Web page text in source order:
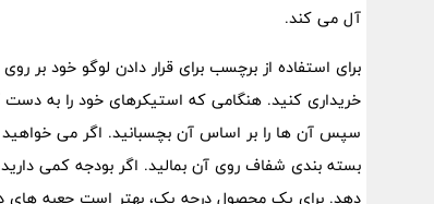
آل می کند.
برای استفاده از برچسب برای قرار دادن لوگو خود بر
خریداری کنید. هنگامی که استیکرهای خود را به دست
سپس آن ها را بر اساس آن بچسبانید. اگر می
بسته بندی شفاف روی آن بمالید. اگر بودجه کمی
دهد. برای یک محصول درجه یک، بهتر است جعبه‌ های